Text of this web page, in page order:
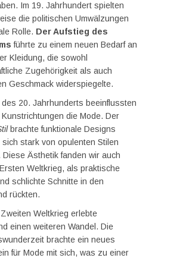
Im 19. Jahrhundert spielten
die politischen Umwälzungen
Rolle. Der Aufstieg des
führte zu einem neuen Bedarf an
Kleidung, die sowohl
Zugehörigkeit als auch
Geschmack widerspiegelte.
20. Jahrhunderts beeinflussten
die Mode. Der
brachte funktionale Designs
sich stark von opulenten Stilen
Ästhetik fanden wir auch
Weltkrieg, als praktische
schlichte Schnitte in den
rückten.
Weltkrieg erlebte
einen weiteren Wandel. Die
brachte ein neues
für Mode mit sich, was zu einer